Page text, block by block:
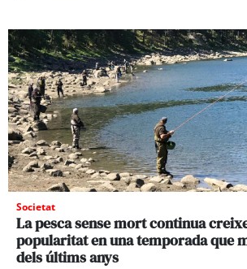
Societat
La pesca sense mort continua
popularitat en una temporada que
dels últims anys